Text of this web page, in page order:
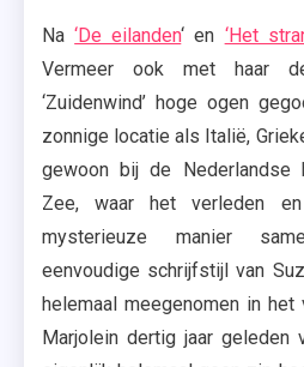
Na‘De eilanden‘ en ‘Het
Vermeer ook met haar
‘Zuidenwind’ hoge ogen
zonnige locatie als Italië,
gewoon bij de Nederlandse
Zee, waar het verleden
mysterieuze manier
eenvoudige schrijfstijl van
helemaal meegenomen in
Marjolein dertig jaar geleden